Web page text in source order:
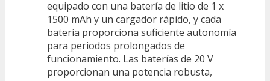
equipado con una batería de litio de 1 x
1500 mAh y un cargador rápido, y cada
batería proporciona suficiente autonomía
para periodos prolongados de
funcionamiento. Las baterías de 20 V
proporcionan una potencia robusta,